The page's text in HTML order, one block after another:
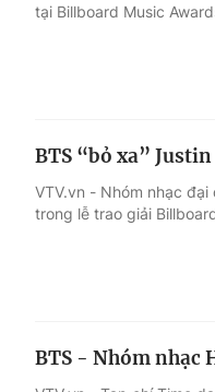
tại Billboard Music
BTS “bỏ xa”
VTV.vn - Nhóm nhạc
trong lễ trao giải
BTS - Nhóm nhạc